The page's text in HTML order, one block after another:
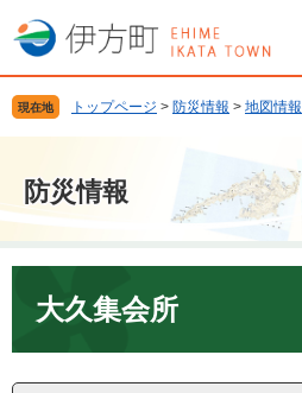
ー
先
頭
。
ニ
を
飛
て
現在地 トップページ > 防災情報 > 地図情報
防災情報
大久集会所